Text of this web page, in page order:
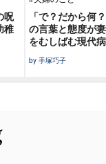
呪
稚
「で？だから何
の言葉と態度が
をむしばむ現代病
by 手塚巧子